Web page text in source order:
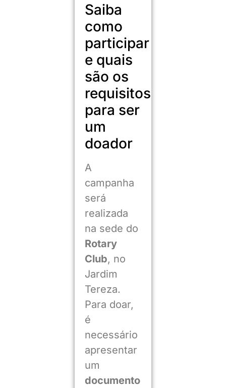
Saiba
como
participar
e quais
são os
requisitos
para ser
um
doador
A
campanha
será
realizada
na sede do
Rotary
Club, no
Jardim
Tereza.
Para doar,
é
necessário
apresentar
um
documento